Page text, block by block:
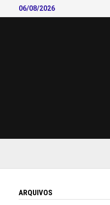
to
06/08/2026
ARQUIVOS